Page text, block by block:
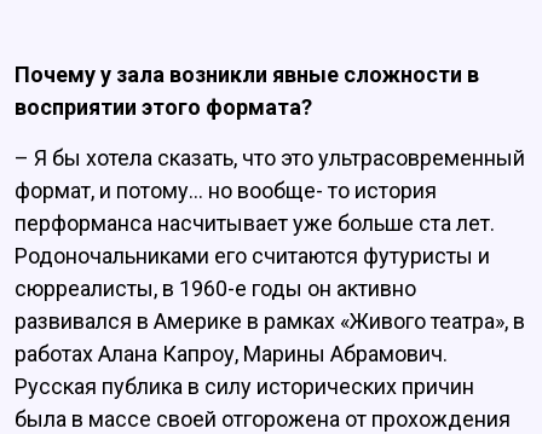
Почему у зала возникли явные сложности в
восприятии этого формата?
– Я бы хотела сказать, что это ультрасовременный
формат, и потому... но вообще- то история
перформанса насчитывает уже больше ста лет.
Родоночальниками его считаются футуристы и
сюрреалисты, в 1960-е годы он активно
развивался в Америке в рамках «Живого театра», в
работах Алана Капроу, Марины Абрамович.
Русская публика в силу исторических причин
была в массе своей отгорожена от прохождения